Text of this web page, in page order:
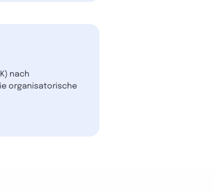
nach
organisatorische